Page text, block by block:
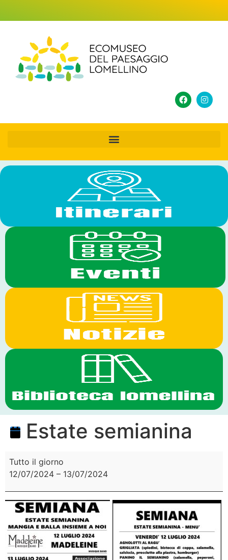
Estate semianina
Tutto il giorno
12/07/2024 – 13/07/2024